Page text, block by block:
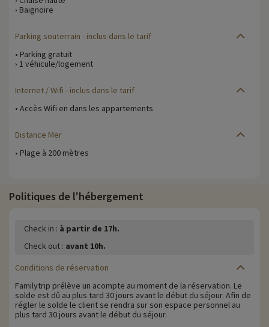
› Baignoire
Parking souterrain - inclus dans le tarif
• Parking gratuit
› 1 véhicule/logement
Internet / Wifi - inclus dans le tarif
• Accès Wifi en dans les appartements
Distance Mer
• Plage à 200 mètres
Politiques de l'hébergement
Check in : à partir de 17h.
Check out : avant 10h.
Conditions de réservation
Familytrip prélève un acompte au moment de la réservation. Le
solde est dû au plus tard 30 jours avant le début du séjour. Afin de
régler le solde le client se rendra sur son espace personnel au
plus tard 30 jours avant le début du séjour.